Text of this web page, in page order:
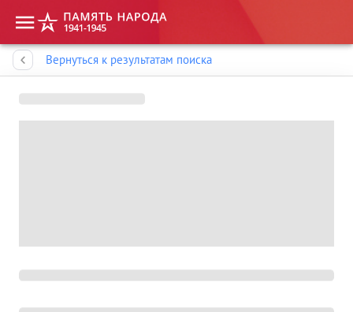
Вернуться к результатам поиска
Память народа